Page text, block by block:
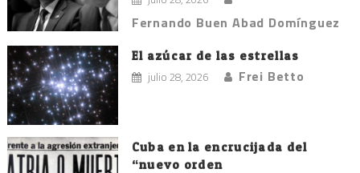
Fernando Buen Abad Domínguez
El azúcar de las estrellas
julio 28, 2026 Frei Betto
Cuba en la encrucijada del
“nuevo orden